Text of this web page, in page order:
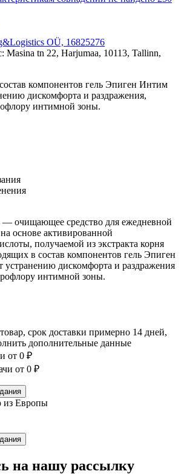
OÜ, 16825276
Masina tn 22, Harjumaa, 10113, Tallinn,
компонентов гель Эпиген Интим
дискомфорта и раздражения,
интимной зоны.
очищающее средство для ежедневной
основе активированной
получаемой из экстракта корня
в состав компонентов гель Эпиген
устранению дискомфорта и раздражения
интимной зоны.
срок доставки примерно 14 дней,
дополнительные данные
от 0 ₽
от 0 ₽
из Европы
на нашу рассылку